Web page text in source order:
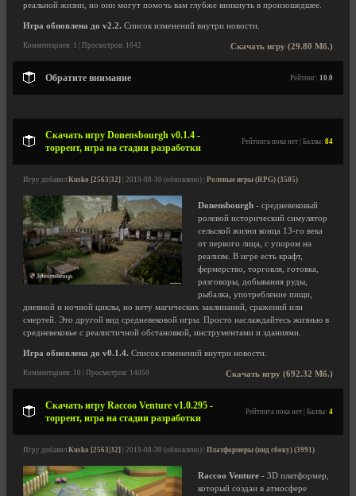
реальной жизни, но они могут помочь вам глубже вникнуть в произошедшее.
Игра обновлена до v2.2. Список изменений внутри новости.
Скачать игру (29.80 Мб.)
Комментариев: 1 | Просмотров: 1642
Обратите внимание Рейтинг: 10.0
Скачать игру Donensbourgh v0.1.4 -
торрент, игра на стадии разработки
Рейтинга пока нет | Баллы: 84
Игру добавил Kusko [2563|32] | 2019-08-30 (обновлено) | Ролевые игры (RPG) (3505)
Donensbourgh - средневековый
ролевой исторический симулятор
сельской жизни конца 13-го века
от первого лица, с упором на
реализм. В игре есть крафт,
фермерство, торговля, готовка,
разговоры, добывания руды,
рыбалка, употребление пищи,
дневной и ночной циклы, но нету магических заклинаний, сражений или
смертей. Это другой вид средневековой игры. Просто наслаждайтесь жизнью в
средневековье с реалистичной обстановкой, инструментами и зданиями.
Игра обновлена до v0.1.4. Список изменений внутри новости.
Скачать игру (692.32 Мб.)
Комментариев: 10 | Просмотров: 14050
Скачать игру Raccoo Venture v1.0.295 -
торрент, игра на стадии разработки
Рейтинга пока нет | Баллы: 4
Игру добавил Kusko [2563|32] | 2019-08-30 (обновлено) | Платформеры (вид сбоку) (3991)
Raccoo Venture - 3D платформер,
который создан в атмосфере